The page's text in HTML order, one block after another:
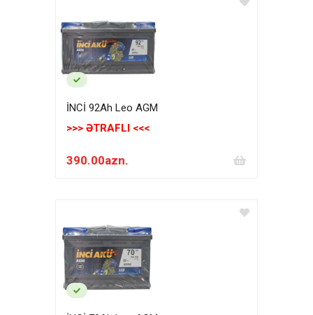
İNCİ 92Ah Leo AGM
>>> ƏTRAFLI <<<
390.00azn.